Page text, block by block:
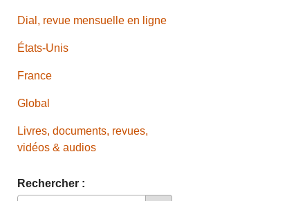
Dial, revue mensuelle en ligne
États-Unis
France
Global
Livres, documents, revues,
vidéos & audios
Rechercher :